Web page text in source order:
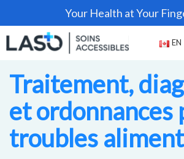
Your Health at Your
EN
Traitement,
et ordonnances
troubles